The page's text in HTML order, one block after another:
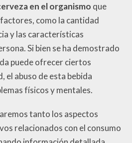
en el organismo que
como la cantidad
y las características
Si bien se ha demostrado
puede ofrecer ciertos
el abuso de esta bebida
físicos y mentales.
tanto los aspectos
relacionados con el consumo